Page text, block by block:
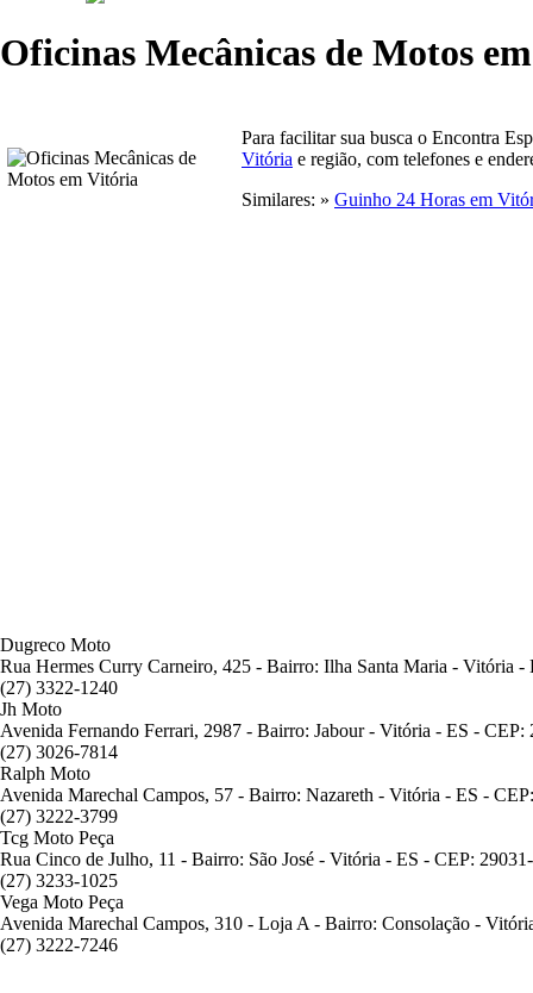
Oficinas Mecânicas de Motos
Para facilitar sua busca o Encontra
Vitória e região, com telefones e
Similares: » Guinho 24 Horas em
Dugreco Moto
Rua Hermes Curry Carneiro, 425 - Bairro: Ilha Santa Maria - Vitória -
(27) 3322-1240
Jh Moto
Avenida Fernando Ferrari, 2987 - Bairro: Jabour - Vitória - ES - CEP:
(27) 3026-7814
Ralph Moto
Avenida Marechal Campos, 57 - Bairro: Nazareth - Vitória - ES -
(27) 3222-3799
Tcg Moto Peça
Rua Cinco de Julho, 11 - Bairro: São José - Vitória - ES - CEP:
(27) 3233-1025
Vega Moto Peça
Avenida Marechal Campos, 310 - Loja A - Bairro: Consolação -
(27) 3222-7246